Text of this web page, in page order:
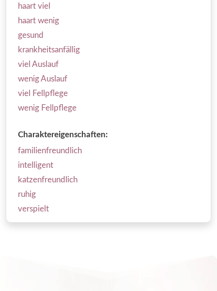
haart viel
haart wenig
gesund
krankheitsanfällig
viel Auslauf
wenig Auslauf
viel Fellpflege
wenig Fellpflege
Charaktereigenschaften:
familienfreundlich
intelligent
katzenfreundlich
ruhig
verspielt